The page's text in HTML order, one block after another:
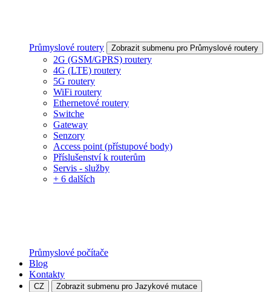
Průmyslové routery Zobrazit submenu pro Průmyslové routery
2G (GSM/GPRS) routery
4G (LTE) routery
5G routery
WiFi routery
Ethernetové routery
Switche
Gateway
Senzory
Access point (přístupové body)
Příslušenství k routerům
Servis - služby
+ 6 dalších
Průmyslové počítače
Blog
Kontakty
CZ Zobrazit submenu pro Jazykové mutace